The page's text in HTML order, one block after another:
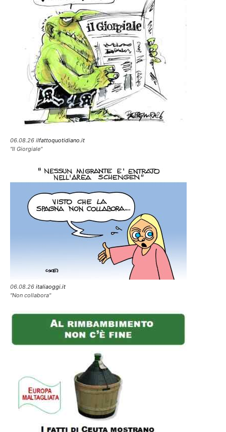
06.08.26 ilfattoquotidiano.it
"Il Giorgiale"
06.08.26 italiaoggi.it
"Non collabora"